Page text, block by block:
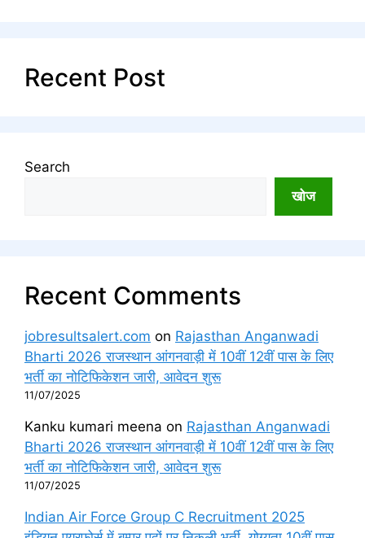
Recent Post
Search
खोज
Recent Comments
jobresultsalert.com on Rajasthan Anganwadi
Bharti 2026 राजस्थान आंगनवाड़ी में 10वीं 12वीं पास के लिए
भर्ती का नोटिफिकेशन जारी, आवेदन शुरू
11/07/2025
Kanku kumari meena on Rajasthan Anganwadi
Bharti 2026 राजस्थान आंगनवाड़ी में 10वीं 12वीं पास के लिए
भर्ती का नोटिफिकेशन जारी, आवेदन शुरू
11/07/2025
Indian Air Force Group C Recruitment 2025